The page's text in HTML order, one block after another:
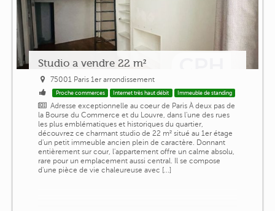
Studio a vendre 22 m²
75001 Paris 1er arrondissement
Proche commerces Internet très haut débit Immeuble de standing
Adresse exceptionnelle au coeur de Paris À deux pas de
la Bourse du Commerce et du Louvre, dans l'une des rues
les plus emblématiques et historiques du quartier,
découvrez ce charmant studio de 22 m² situé au 1er étage
d'un petit immeuble ancien plein de caractère. Donnant
entièrement sur cour, l'appartement offre un calme absolu,
rare pour un emplacement aussi central. Il se compose
d'une pièce de vie chaleureuse avec [...]